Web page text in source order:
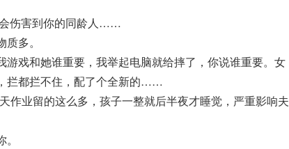
会伤害到你的同龄人……
多。
戏和她谁重要，我举起电脑就给摔了，你说谁重要。女
拦都拦不住，配了个全新的……
作业留的这么多，孩子一整就后半夜才睡觉，严重影响夫